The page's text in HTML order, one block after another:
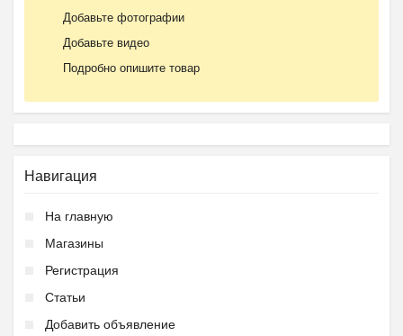
Добавьте фотографии
Добавьте видео
Подробно опишите товар
Навигация
На главную
Магазины
Регистрация
Статьи
Добавить объявление